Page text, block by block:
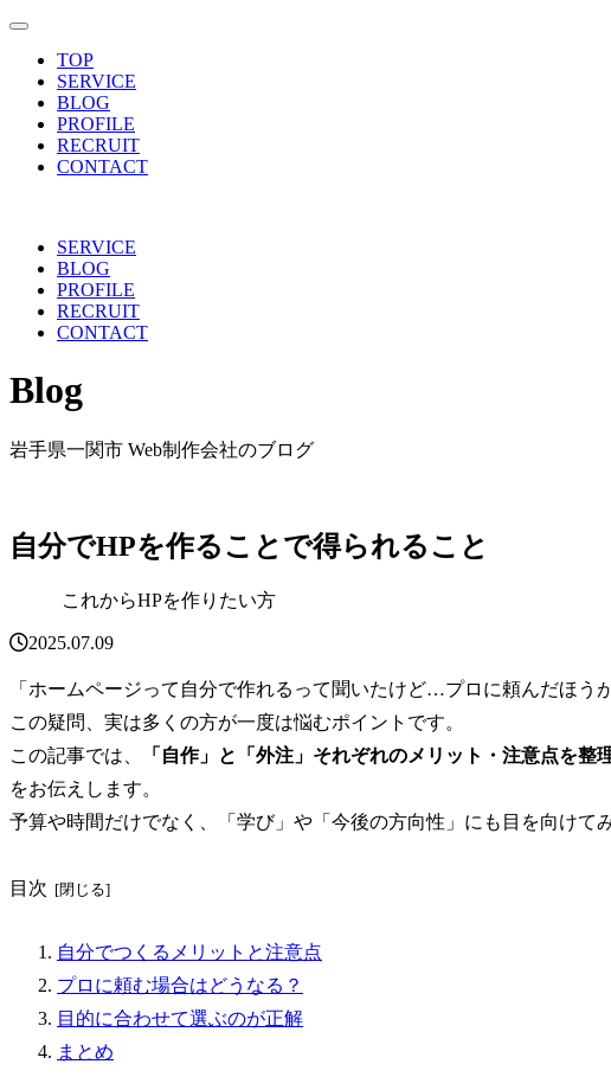
toggle navigation
TOP
SERVICE
BLOG
PROFILE
RECRUIT
CONTACT
SERVICE
BLOG
PROFILE
RECRUIT
CONTACT
Blog
岩手県一関市 Web制作会社のブログ
自分でHPを作ることで得られること
これからHPを作りたい方
2025.07.09
「ホームページって自分で作れるって聞いたけど…プロに頼んだほう
この疑問、実は多くの方が一度は悩むポイントです。
この記事では、
「自作」と「外注」それぞれのメリット・注意点を整
をお伝えします。
予算や時間だけでなく、「学び」や「今後の方向性」にも目を向けて
目次
自分でつくるメリットと注意点
プロに頼む場合はどうなる？
目的に合わせて選ぶのが正解
まとめ